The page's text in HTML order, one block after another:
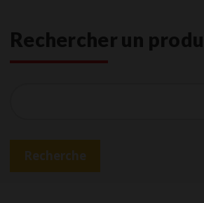
Rechercher un
Recherche